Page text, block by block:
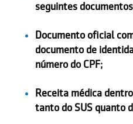
seguintes
Documento oficial
documento de
número do CPF;
Receita médica
tanto do SUS quanto